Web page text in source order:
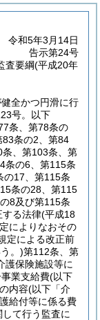
令和5年3月14日
告示第24号
査要綱(平成20年
全かつ円滑に行
号。以下
条、第78条の
条の2、第84
、第103条、第
条の6、第115条
の17、第115条
条の28、第115
8及び第115条
する法律(平成18
によりなおその
定による改正前
。)第112条、第
護保険施設等に
業支給費(以下
内容(以下「介
給付等に係る費
て行う監査に